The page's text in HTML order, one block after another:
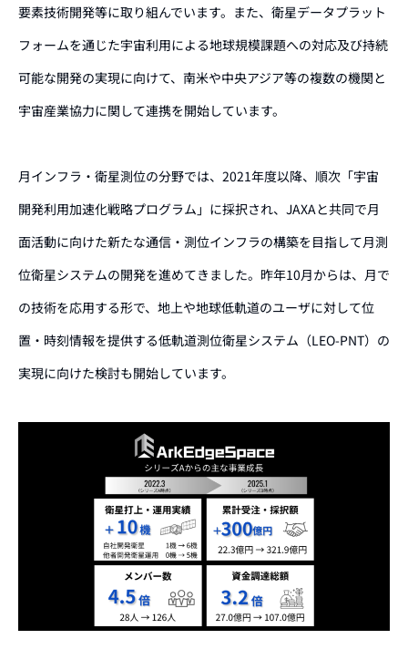
要素技術開発等に取り組んでいます。また、衛星データプラット
フォームを通じた宇宙利用による地球規模課題への対応及び持続
可能な開発の実現に向けて、南米や中央アジア等の複数の機関と
宇宙産業協力に関して連携を開始しています。
月インフラ・衛星測位の分野では、2021年度以降、順次「宇宙
開発利用加速化戦略プログラム」に採択され、JAXAと共同で月
面活動に向けた新たな通信・測位インフラの構築を目指して月測
位衛星システムの開発を進めてきました。昨年10月からは、月で
の技術を応用する形で、地上や地球低軌道のユーザに対して位
置・時刻情報を提供する低軌道測位衛星システム（LEO-PNT）の
実現に向けた検討も開始しています。